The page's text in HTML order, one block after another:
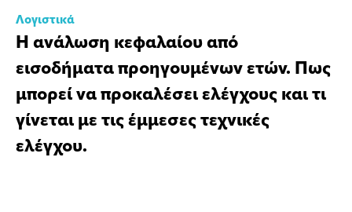
Λογιστικά
Η ανάλωση κεφαλαίου από
εισοδήματα προηγουμένων ετών. Πως
μπορεί να προκαλέσει ελέγχους και τι
γίνεται με τις έμμεσες τεχνικές
ελέγχου.